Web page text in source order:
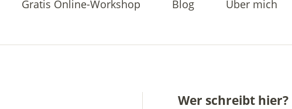
Gratis Online-Workshop Blog Über mich
Wer schreibt hier?